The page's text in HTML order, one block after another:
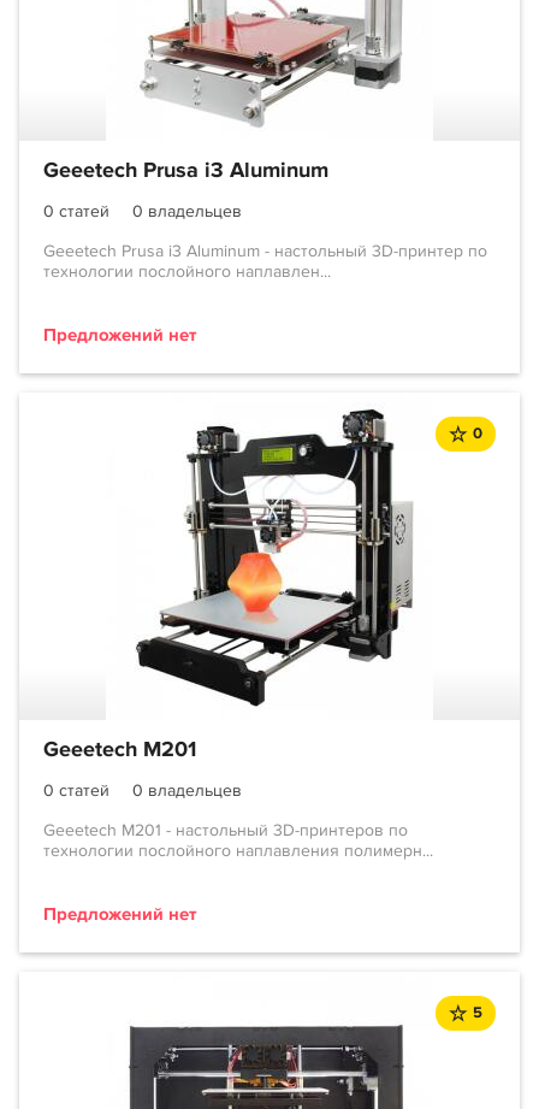
Geeetech Prusa i3 Aluminum
0 статей
0 владельцев
Geeetech Prusa i3 Aluminum - настольный 3D-принтер по
технологии послойного наплавлен...
Предложений нет
0
Geeetech M201
0 статей
0 владельцев
Geeetech M201 - настольный 3D-принтеров по
технологии послойного наплавления полимерн...
Предложений нет
5